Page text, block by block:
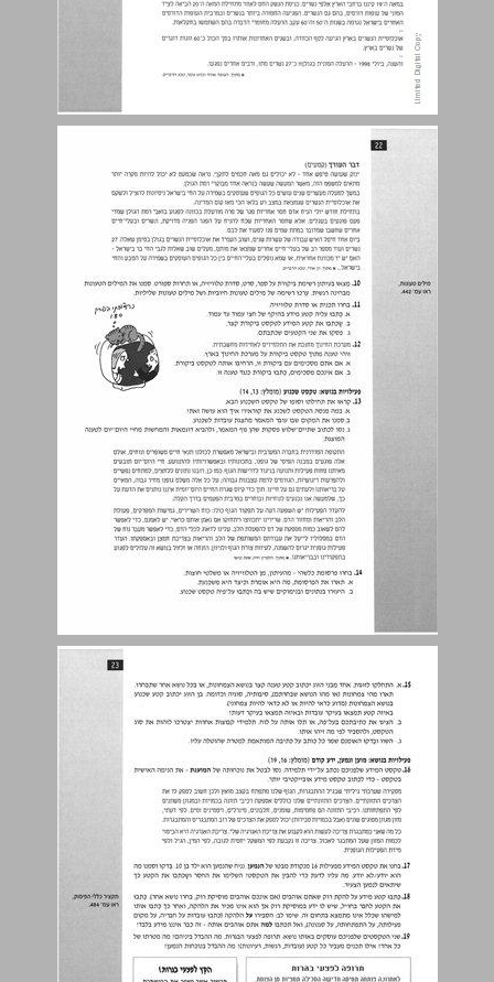
פרק ב: מבנה הטקסט ... 24